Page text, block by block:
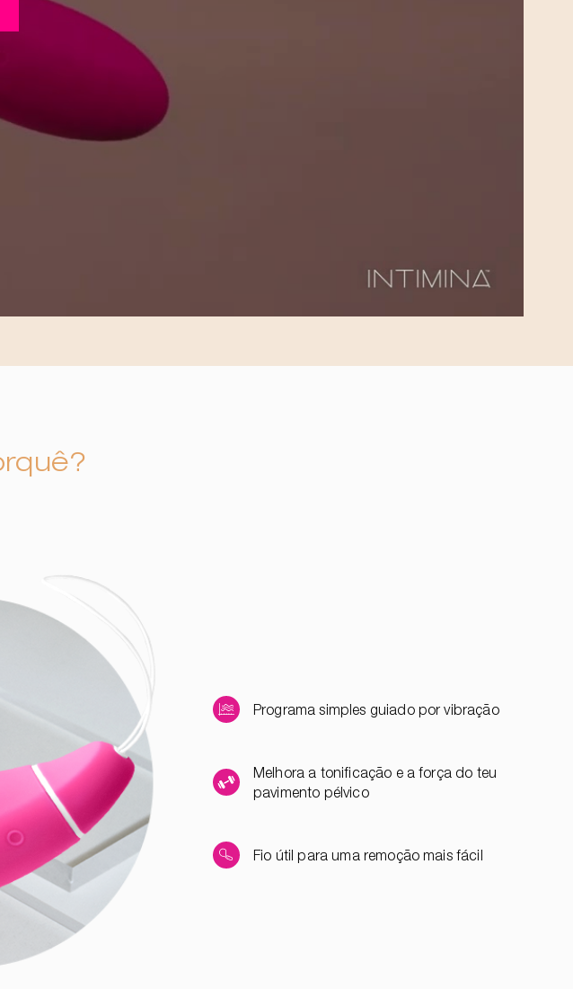
Programa simples guiado por vibração
Melhora a tonificação e a força do teu
pavimento pélvico
Fio útil para uma remoção mais fácil